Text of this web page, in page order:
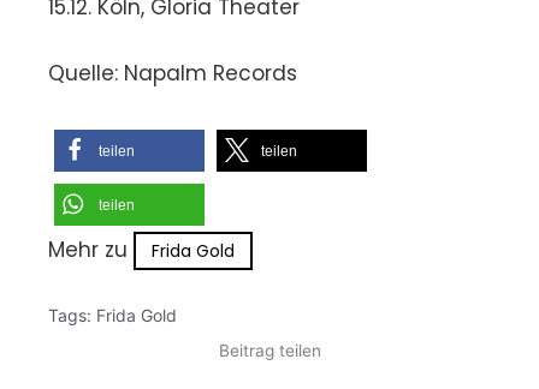
15.12. Köln, Gloria Theater
Quelle: Napalm Records
teilen teilen
teilen
Mehr zu Frida Gold
Tags: Frida Gold
Beitrag teilen